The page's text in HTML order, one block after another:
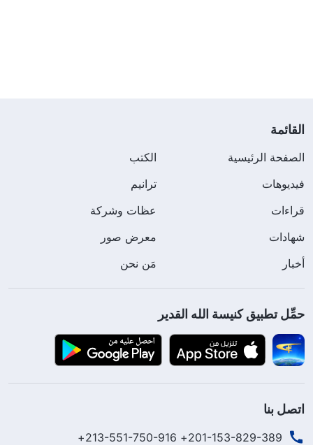
القائمة
الصفحة الرئيسية
الكتب
فيديوهات
ترانيم
قراءات
عظات وشركة
شهادات
معرض صور
أخبار
مَن نحن
حمِّل تطبيق كنيسة الله القدير
اتصل بنا
201-153-829-389+ 213-551-750-916+